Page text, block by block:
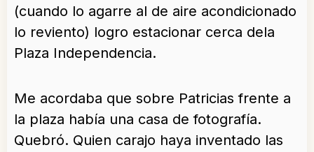
(cuando lo agarre al de aire acondicionado
lo reviento) logro estacionar cerca dela
Plaza Independencia.
Me acordaba que sobre Patricias frente a
la plaza había una casa de fotografía.
Quebró. Quien carajo haya inventado las